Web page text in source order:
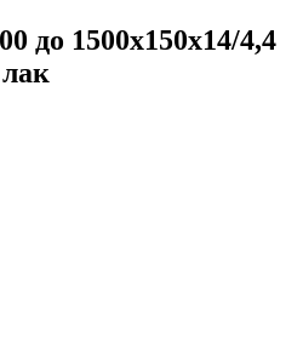
до 1500х150х14/4,4